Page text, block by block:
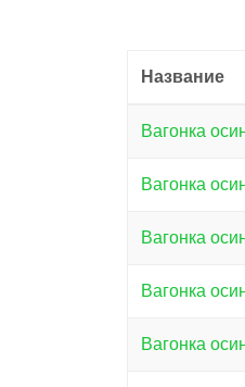
Название
Вагонка
Вагонка
Вагонка
Вагонка
Вагонка